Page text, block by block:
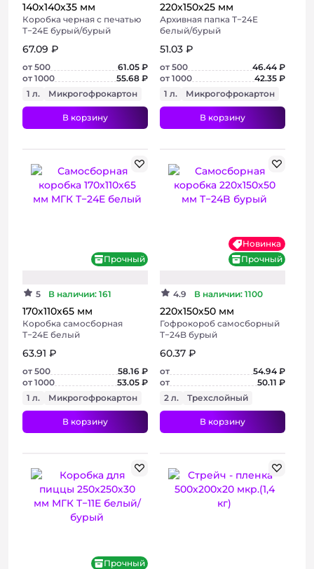
140х140х35 мм
Коробка черная с печатью
Т−24E бурый/бурый
67.09 ₽
от 500
61.05 ₽
от 1000
55.68 ₽
1 л.
Микрогофрокартон
В корзину
220х150х25 мм
Архивная папка Т−24E
белый/бурый
51.03 ₽
от 500
46.44 ₽
от 1000
42.35 ₽
1 л.
Микрогофрокартон
В корзину
Прочный
5 В наличии: 161
170х110х65 мм
Коробка самосборная
Т−24E белый
63.91 ₽
от 500
58.16 ₽
от 1000
53.05 ₽
1 л.
Микрогофрокартон
В корзину
Новинка
Прочный
4.9 В наличии: 1100
220х150х50 мм
Гофрокороб самосборный
Т−24B бурый
60.37 ₽
от
54.94 ₽
от
50.11 ₽
2 л.
Трехслойный
В корзину
Прочный